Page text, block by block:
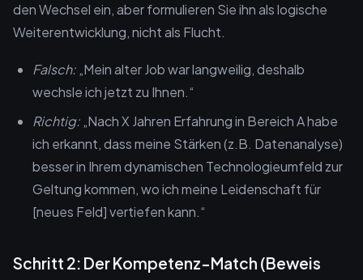
den Wechsel ein, aber formulieren Sie ihn als logische
Weiterentwicklung, nicht als Flucht.
Falsch: „Mein alter Job war langweilig, deshalb
wechsle ich jetzt zu Ihnen.“
Richtig: „Nach X Jahren Erfahrung in Bereich A habe
ich erkannt, dass meine Stärken (z.B. Datenanalyse)
besser in Ihrem dynamischen Technologieumfeld zur
Geltung kommen, wo ich meine Leidenschaft für
[neues Feld] vertiefen kann.“
Schritt 2: Der Kompetenz-Match (Beweis